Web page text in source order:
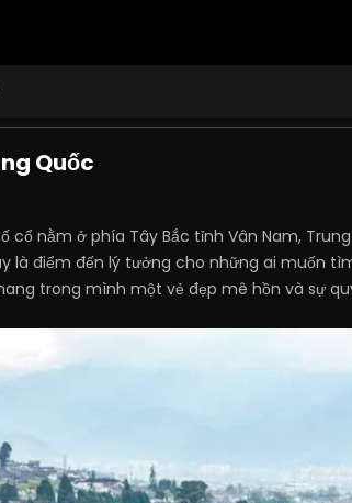
Quốc
cổ nằm ở phía Tây Bắc tỉnh Vân Nam,
là điểm đến lý tưởng cho những ai muốn
trong mình một vẻ đẹp mê hồn và sự